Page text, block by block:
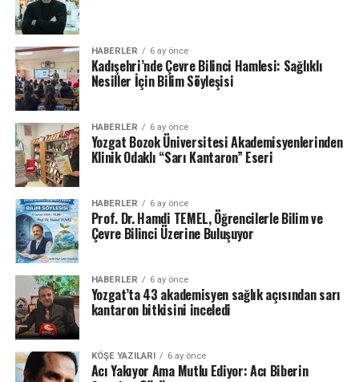
HABERLER 6 ay önce
Kadışehri’nde Çevre Bilinci Hamlesi: Sağlıklı
Nesiller İçin Bilim Söyleşisi
HABERLER 6 ay önce
Yozgat Bozok Üniversitesi Akademisyenlerinden
Klinik Odaklı “Sarı Kantaron” Eseri
HABERLER 6 ay önce
Prof. Dr. Hamdi TEMEL, Öğrencilerle Bilim ve
Çevre Bilinci Üzerine Buluşuyor
HABERLER 6 ay önce
Yozgat’ta 43 akademisyen sağlık açısından sarı
kantaron bitkisini inceledi
KÖŞE YAZILARI 6 ay önce
Acı Yakıyor Ama Mutlu Ediyor: Acı Biberin